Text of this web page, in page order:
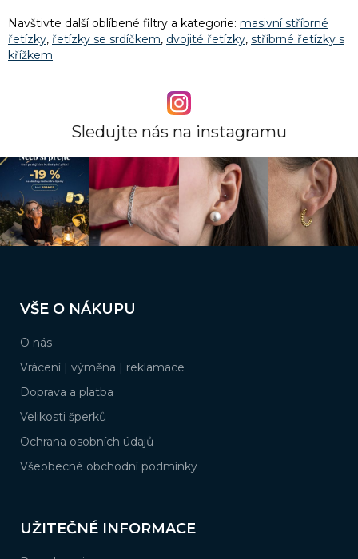
k
y
v
i
s
u
Navštivte další oblíbené filtry a kategorie: masivní stříbrné
řetízky, řetízky se srdíčkem, dvojité řetízky, stříbrné řetízky s
křížkem
Sledujte nás na instagramu
pVŠE O NÁKUPU
O nás
Vrácení | výměna | reklamace
Doprava a platba
Velikosti šperků
Ochrana osobních údajů
Všeobecné obchodní podmínky
UŽITEČNÉ INFORMACE